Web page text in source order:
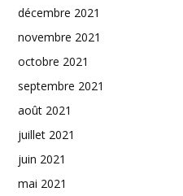
décembre 2021
novembre 2021
octobre 2021
septembre 2021
août 2021
juillet 2021
juin 2021
mai 2021